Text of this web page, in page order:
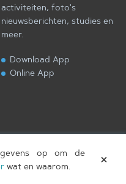
activiteiten, foto's
nieuwsberichten, studies en
meer.
Download App
Online App
, gebouwd door
op om de
wat en waarom. ×